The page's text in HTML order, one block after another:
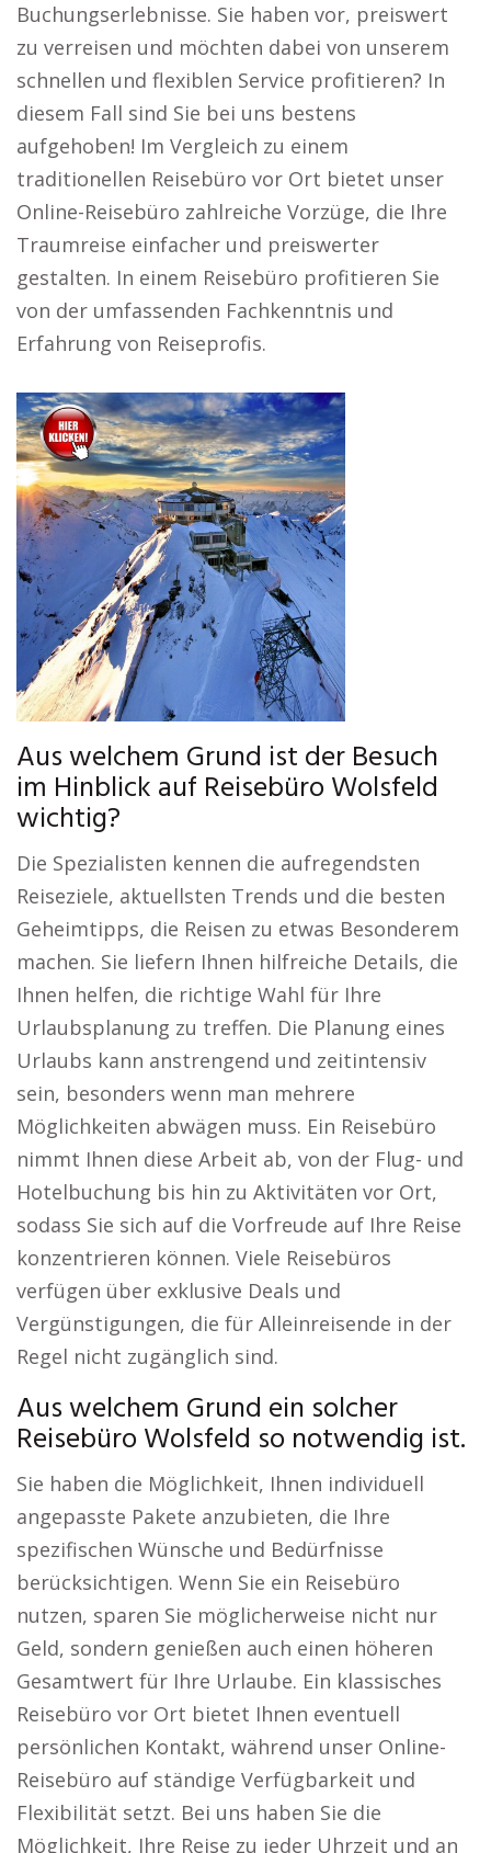
Buchungserlebnisse. Sie haben vor, preiswert
zu verreisen und möchten dabei von unserem
schnellen und flexiblen Service profitieren? In
diesem Fall sind Sie bei uns bestens
aufgehoben! Im Vergleich zu einem
traditionellen Reisebüro vor Ort bietet unser
Online-Reisebüro zahlreiche Vorzüge, die Ihre
Traumreise einfacher und preiswerter
gestalten. In einem Reisebüro profitieren Sie
von der umfassenden Fachkenntnis und
Erfahrung von Reiseprofis.
Aus welchem Grund ist der Besuch
im Hinblick auf Reisebüro Wolsfeld
wichtig?
Die Spezialisten kennen die aufregendsten
Reiseziele, aktuellsten Trends und die besten
Geheimtipps, die Reisen zu etwas Besonderem
machen. Sie liefern Ihnen hilfreiche Details, die
Ihnen helfen, die richtige Wahl für Ihre
Urlaubsplanung zu treffen. Die Planung eines
Urlaubs kann anstrengend und zeitintensiv
sein, besonders wenn man mehrere
Möglichkeiten abwägen muss. Ein Reisebüro
nimmt Ihnen diese Arbeit ab, von der Flug- und
Hotelbuchung bis hin zu Aktivitäten vor Ort,
sodass Sie sich auf die Vorfreude auf Ihre Reise
konzentrieren können. Viele Reisebüros
verfügen über exklusive Deals und
Vergünstigungen, die für Alleinreisende in der
Regel nicht zugänglich sind.
Aus welchem Grund ein solcher
Reisebüro Wolsfeld so notwendig ist.
Sie haben die Möglichkeit, Ihnen individuell
angepasste Pakete anzubieten, die Ihre
spezifischen Wünsche und Bedürfnisse
berücksichtigen. Wenn Sie ein Reisebüro
nutzen, sparen Sie möglicherweise nicht nur
Geld, sondern genießen auch einen höheren
Gesamtwert für Ihre Urlaube. Ein klassisches
Reisebüro vor Ort bietet Ihnen eventuell
persönlichen Kontakt, während unser Online-
Reisebüro auf ständige Verfügbarkeit und
Flexibilität setzt. Bei uns haben Sie die
Möglichkeit, Ihre Reise zu jeder Uhrzeit und an